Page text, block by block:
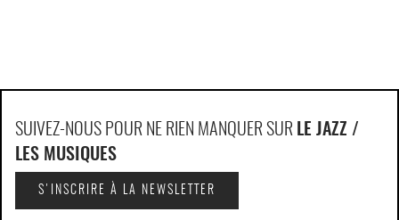
SUIVEZ-NOUS POUR NE RIEN MANQUER SUR LE JAZZ /
LES MUSIQUES
S'INSCRIRE À LA NEWSLETTER